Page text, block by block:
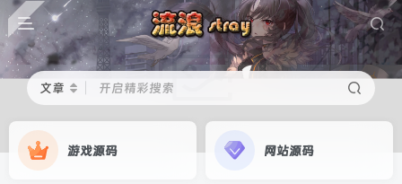
文章 开启精彩搜索
游戏源码 网站源码